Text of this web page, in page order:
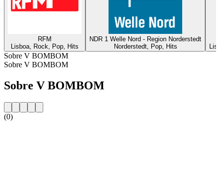
RFM
Lisboa, Rock, Pop, Hits
NDR 1 Welle Nord - Region Norderstedt
Norderstedt, Pop, Hits
Sobre V BOMBOM
Sobre V BOMBOM
Sobre V BOMBOM
(0)